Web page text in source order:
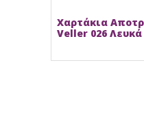
Χαρτάκια
Veller 026 Λευκά